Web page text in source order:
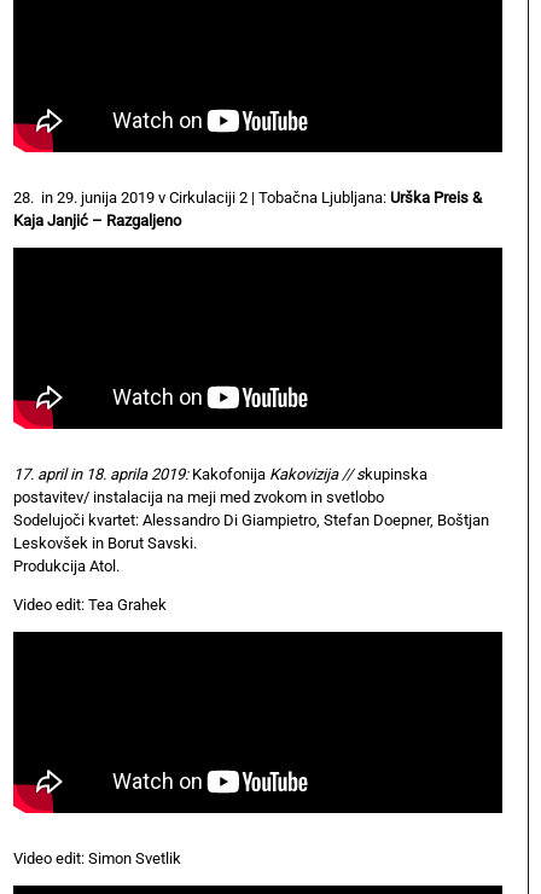
28. in 29. junija 2019 v Cirkulaciji 2 | Tobačna Ljubljana: Urška Preis &
Kaja Janjić – Razgaljeno
17. april in 18. aprila 2019: Kakofonija Kakovizija // skupinska
postavitev/ instalacija na meji med zvokom in svetlobo
Sodelujoči kvartet: Alessandro Di Giampietro, Stefan Doepner, Boštjan
Leskovšek in Borut Savski.
Produkcija Atol.
Video edit: Tea Grahek
Video edit: Simon Svetlik